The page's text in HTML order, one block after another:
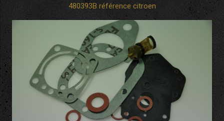
480393B référence citroen